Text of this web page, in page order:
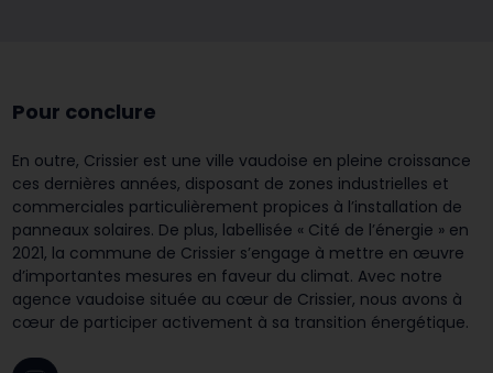
Pour conclure
En outre, Crissier est une ville vaudoise en pleine croissance
ces dernières années, disposant de zones industrielles et
commerciales particulièrement propices à l’installation de
panneaux solaires. De plus, labellisée « Cité de l’énergie » en
2021, la commune de Crissier s’engage à mettre en œuvre
d’importantes mesures en faveur du climat. Avec notre
agence vaudoise située au cœur de Crissier, nous avons à
cœur de participer activement à sa transition énergétique.